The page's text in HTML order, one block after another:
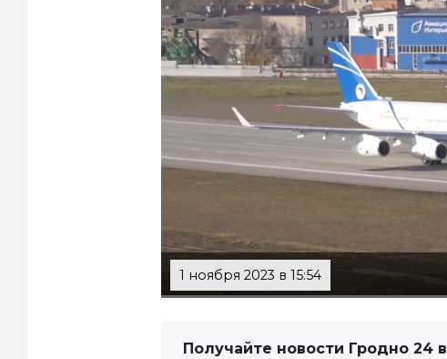
1 ноября 2023 в 15:54
Получайте новости Гродно 24 в